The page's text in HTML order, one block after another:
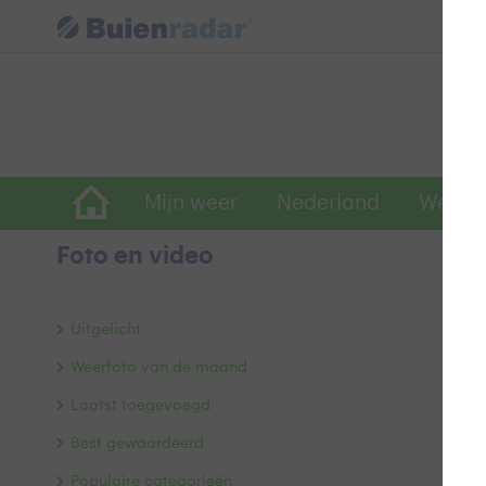
Mijn weer Nederland
Foto en video
Uitgelicht
Weerfoto van de maand
Laatst toegevoegd
Best gewaardeerd
Populaire categorieën